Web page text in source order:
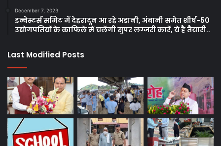
December 7, 2023
इन्वेस्टर्स समिट में देहरादून आ रहे अडानी, अंबानी समेत शीर्ष-50
उद्योगपतियों के काफिले में चलेंगी सुपर लग्जरी कारें, ये है तैयारी..
Last Modified Posts